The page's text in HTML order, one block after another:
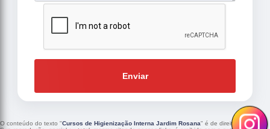
Enviar
O conteúdo do texto "Cursos de Higienização Interna Jardim Rosana" é de direito reservado.